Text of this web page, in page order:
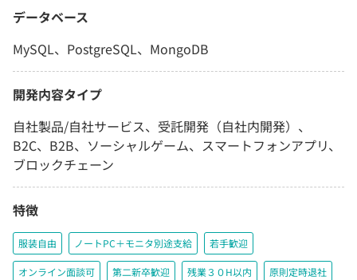
データベース
MySQL、PostgreSQL、MongoDB
開発内容タイプ
自社製品/自社サービス、受託開発（自社内開発）、
B2C、B2B、ソーシャルゲーム、スマートフォンアプリ、
ブロックチェーン
特徴
服装自由 ノートPC＋モニタ別途支給 若手歓迎
オンライン面談可 第二新卒歓迎 残業３０H以内 原則定時退社